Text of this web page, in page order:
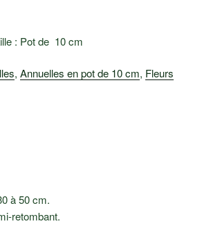
: Pot de 10 cm
, Annuelles en pot de 10 cm, Fleurs
à 50 cm.
retombant.